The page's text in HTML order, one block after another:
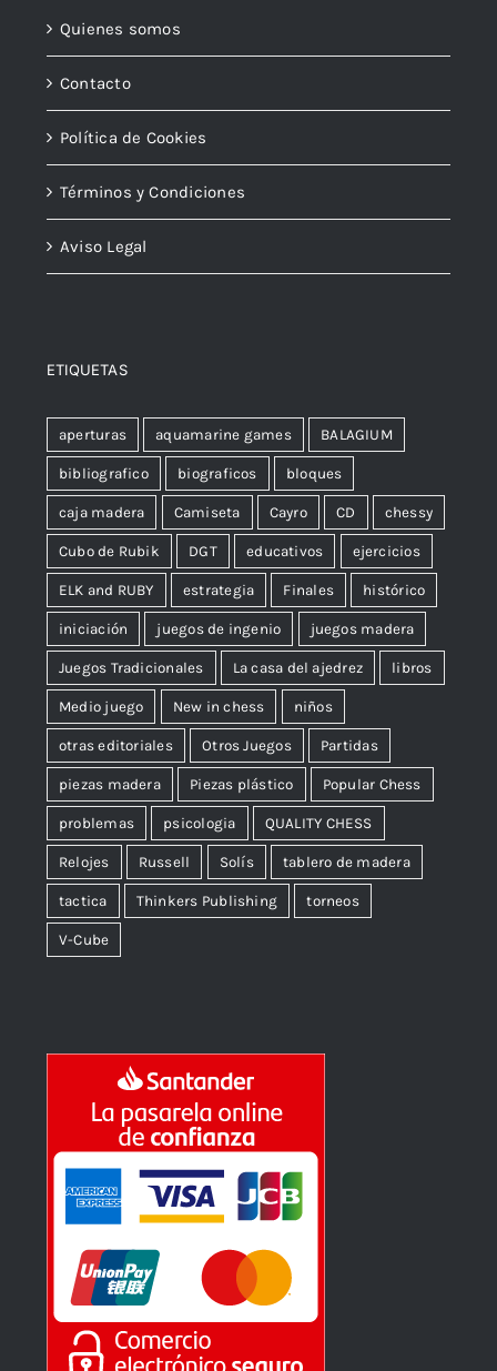
Quienes somos
Contacto
Política de Cookies
Términos y Condiciones
Aviso Legal
ETIQUETAS
aperturas aquamarine games BALAGIUM
bibliografico biograficos bloques
caja madera Camiseta Cayro CD chessy
Cubo de Rubik DGT educativos ejercicios
ELK and RUBY estrategia Finales histórico
iniciación juegos de ingenio juegos madera
Juegos Tradicionales La casa del ajedrez libros
Medio juego New in chess niños
otras editoriales Otros Juegos Partidas
piezas madera Piezas plástico Popular Chess
problemas psicologia QUALITY CHESS
Relojes Russell Solís tablero de madera
tactica Thinkers Publishing torneos
V-Cube